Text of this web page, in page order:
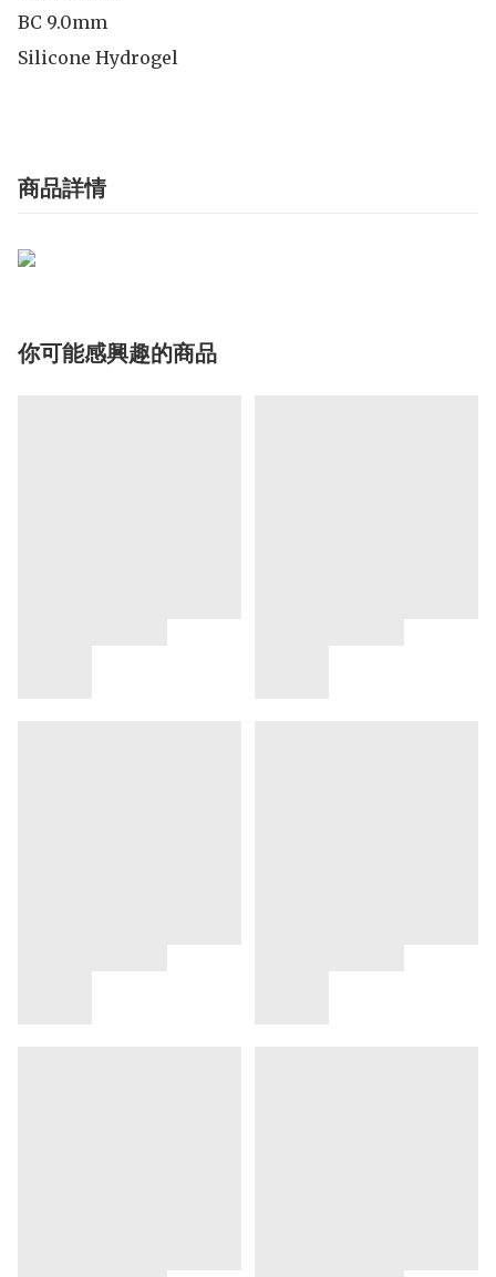
BC 9.0mm
Silicone Hydrogel
商品詳情
你可能感興趣的商品